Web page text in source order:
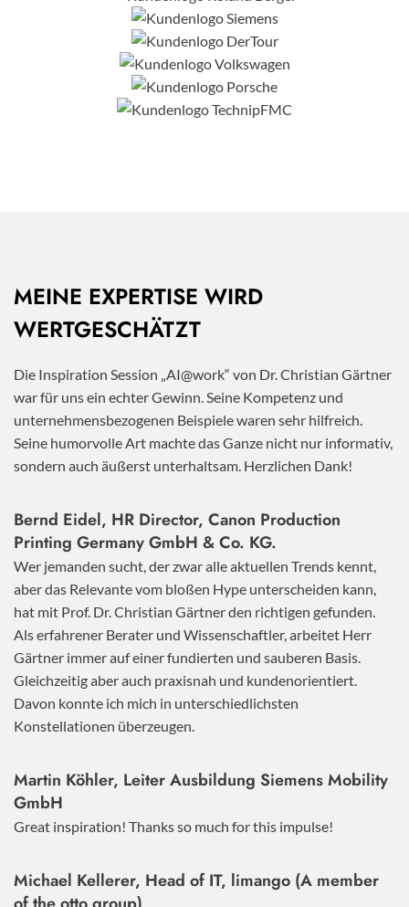
MEINE EXPERTISE WIRD
WERTGESCHÄTZT
Die Inspiration Session „AI@work“ von Dr. Christian Gärtner
war für uns ein echter Gewinn. Seine Kompetenz und
unternehmensbezogenen Beispiele waren sehr hilfreich.
Seine humorvolle Art machte das Ganze nicht nur informativ,
sondern auch äußerst unterhaltsam. Herzlichen Dank!
Bernd Eidel, HR Director, Canon Production
Printing Germany GmbH & Co. KG.
Wer jemanden sucht, der zwar alle aktuellen Trends kennt,
aber das Relevante vom bloßen Hype unterscheiden kann,
hat mit Prof. Dr. Christian Gärtner den richtigen gefunden.
Als erfahrener Berater und Wissenschaftler, arbeitet Herr
Gärtner immer auf einer fundierten und sauberen Basis.
Gleichzeitig aber auch praxisnah und kundenorientiert.
Davon konnte ich mich in unterschiedlichsten
Konstellationen überzeugen.
Martin Köhler, Leiter Ausbildung Siemens Mobility
GmbH
Great inspiration! Thanks so much for this impulse!
Michael Kellerer, Head of IT, limango (A member